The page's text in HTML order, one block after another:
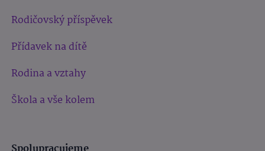
Rodičovský příspěvek
Přídavek na dítě
Rodina a vztahy
Škola a vše kolem